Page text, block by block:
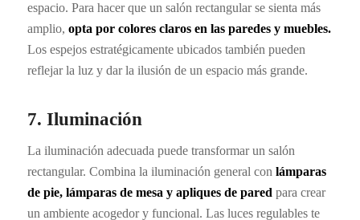
espacio. Para hacer que un salón rectangular se sienta más
amplio, opta por colores claros en las paredes y muebles.
Los espejos estratégicamente ubicados también pueden
reflejar la luz y dar la ilusión de un espacio más grande.
7. Iluminación
La iluminación adecuada puede transformar un salón
rectangular. Combina la iluminación general con lámparas
de pie, lámparas de mesa y apliques de pared para crear
un ambiente acogedor y funcional. Las luces regulables te